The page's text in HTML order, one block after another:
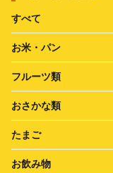
すべて
お米・パン
フルーツ類
おさかな類
たまご
お飲み物